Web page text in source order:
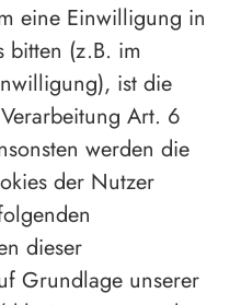
eine Einwilligung in
bitten (z.B. im
ist die
Art. 6
werden die
der Nutzer
dieser
Grundlage unserer